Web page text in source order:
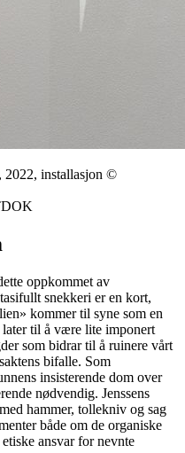
, 2022, installasjon ©
oppkommet av
snekkeri er en kort,
kommer til syne som en
til å være lite imponert
som bidrar til å ruinere vårt
bifalle. Som
insisterende dom over
nødvendig. Jenssens
hammer, tollekniv og sag
både om de organiske
ansvar for nevnte